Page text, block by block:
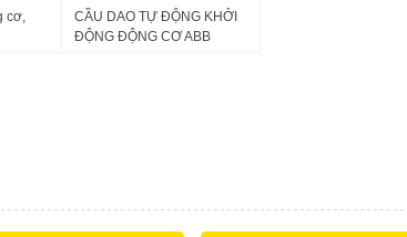
cơ,
CẦU DAO TỰ ĐỘNG KHỞI
ĐỘNG ĐỘNG CƠ ABB